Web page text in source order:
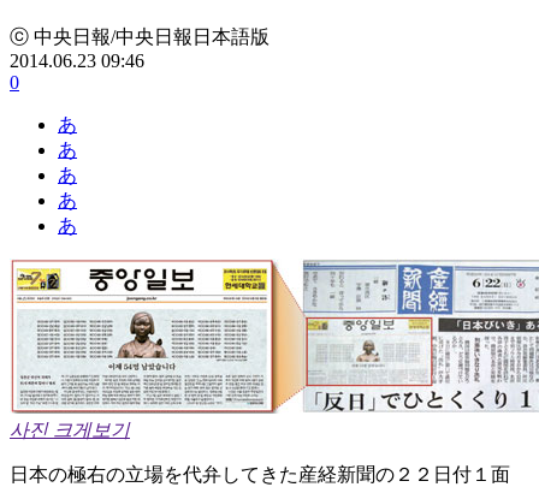
ⓒ 中央日報/中央日報日本語版
2014.06.23 09:46
0
あ
あ
あ
あ
あ
사진 크게보기
日本の極右の立場を代弁してきた産経新聞の２２日付１面